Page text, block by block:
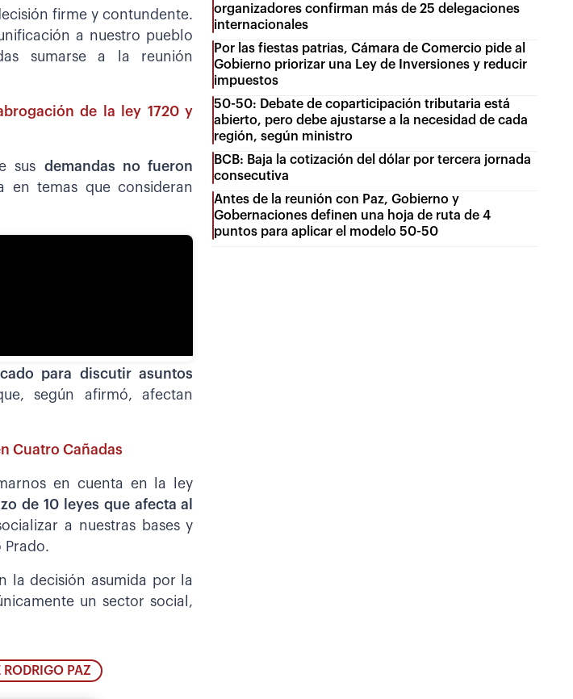
firme y contundente.
a nuestro pueblo
sumarse a la reunión
de la ley 1720 y
sus demandas no fueron
en temas que consideran
para discutir asuntos
según afirmó, afectan
Cuatro Cañadas
en cuenta en la ley
de 10 leyes que afecta al
a nuestras bases y
Prado.
la decisión asumida por la
un sector social,
RODRIGO PAZ
organizadores confirman más de 25 delegaciones
internacionales
Por las fiestas patrias, Cámara de Comercio pide al
Gobierno priorizar una Ley de Inversiones y reducir
impuestos
50-50: Debate de coparticipación tributaria está
abierto, pero debe ajustarse a la necesidad de cada
región, según ministro
BCB: Baja la cotización del dólar por tercera jornada
consecutiva
Antes de la reunión con Paz, Gobierno y
Gobernaciones definen una hoja de ruta de 4
puntos para aplicar el modelo 50-50